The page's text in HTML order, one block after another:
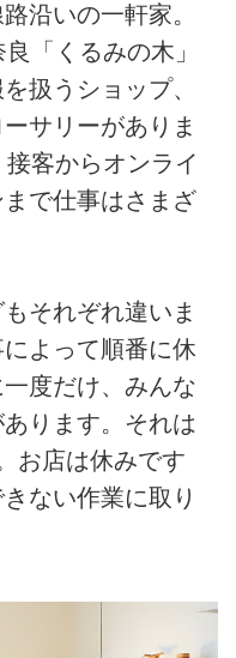
沿いの一軒家。
「くるみの木」
扱うショップ、
サリーがありま
客からオンライ
で仕事はさまざ
それぞれ違いま
よって順番に休
度だけ、みんな
ります。それは
お店は休みです
ない作業に取り